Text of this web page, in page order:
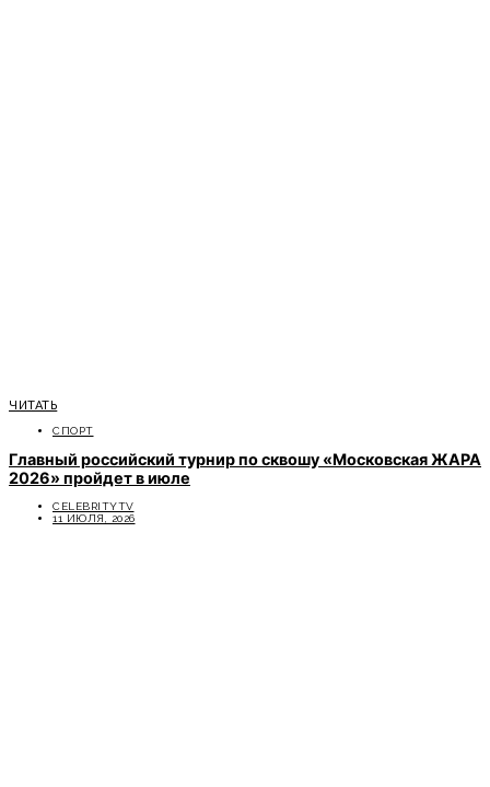
ЧИТАТЬ
СПОРТ
Главный российский турнир по сквошу «Московская ЖАРА
2026» пройдет в июле
CELEBRITYTV
11 ИЮЛЯ, 2026